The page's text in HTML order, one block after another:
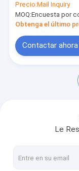
Solicitar una
Cabezas de
Fuente de
Refrigerador
Modelos
refrigeración
50Hz/60Hz &
380V/415V/460V
Precio:Mail Inquiry
MOQ:Encuesta por
Obtenga el último
Contactar ahora
Le